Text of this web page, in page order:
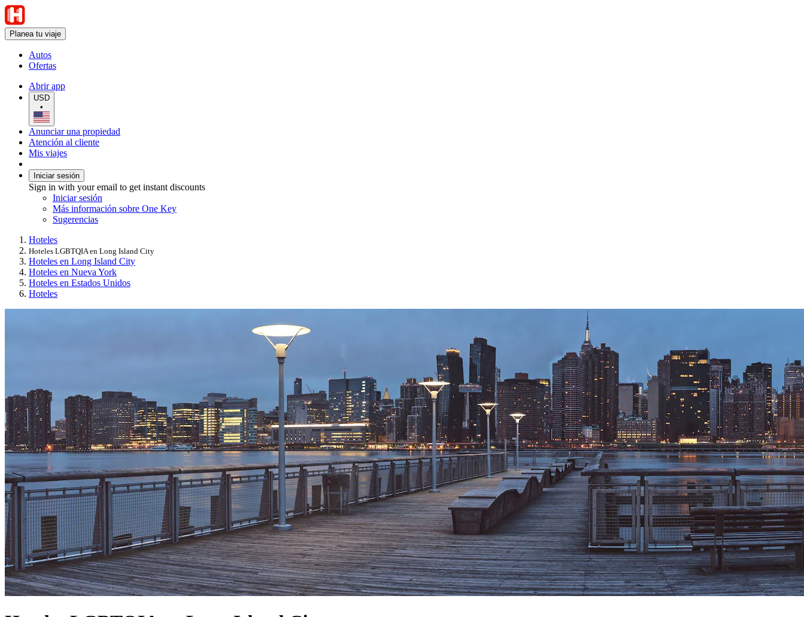
Planea tu viaje
Autos
Ofertas
Abrir app
USD
•
Anunciar una propiedad
Atención al cliente
Mis viajes
Iniciar sesión
Sign in with your email to get instant discounts
Iniciar sesión
Más información sobre One Key
Sugerencias
Hoteles
Hoteles LGBTQIA en Long Island City
Hoteles en Long Island City
Hoteles en Nueva York
Hoteles en Estados Unidos
Hoteles